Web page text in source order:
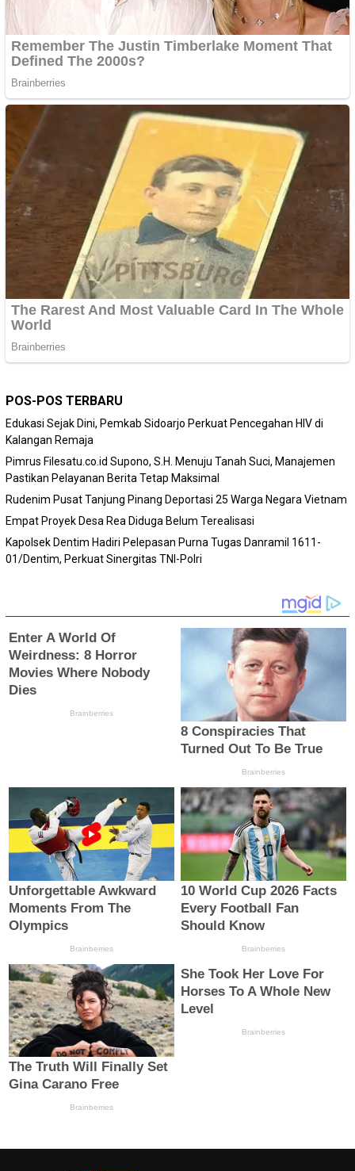
POS-POS TERBARU
Edukasi Sejak Dini, Pemkab Sidoarjo Perkuat Pencegahan HIV di
Kalangan Remaja
Pimrus Filesatu.co.id Supono, S.H. Menuju Tanah Suci, Manajemen
Pastikan Pelayanan Berita Tetap Maksimal
Rudenim Pusat Tanjung Pinang Deportasi 25 Warga Negara Vietnam
Empat Proyek Desa Rea Diduga Belum Terealisasi
Kapolsek Dentim Hadiri Pelepasan Purna Tugas Danramil 1611-
01/Dentim, Perkuat Sinergitas TNI-Polri